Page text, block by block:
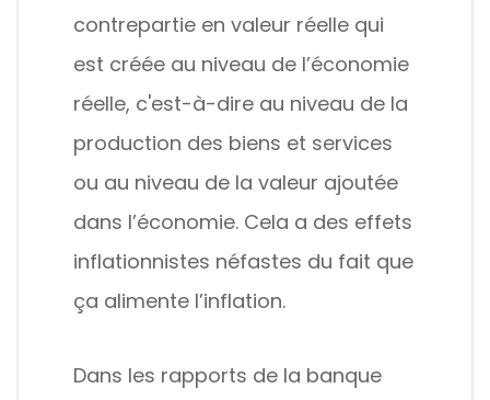
contrepartie en valeur réelle qui
est créée au niveau de l’économie
réelle, c'est-à-dire au niveau de la
production des biens et services
ou au niveau de la valeur ajoutée
dans l’économie. Cela a des effets
inflationnistes néfastes du fait que
ça alimente l’inflation.
Dans les rapports de la banque